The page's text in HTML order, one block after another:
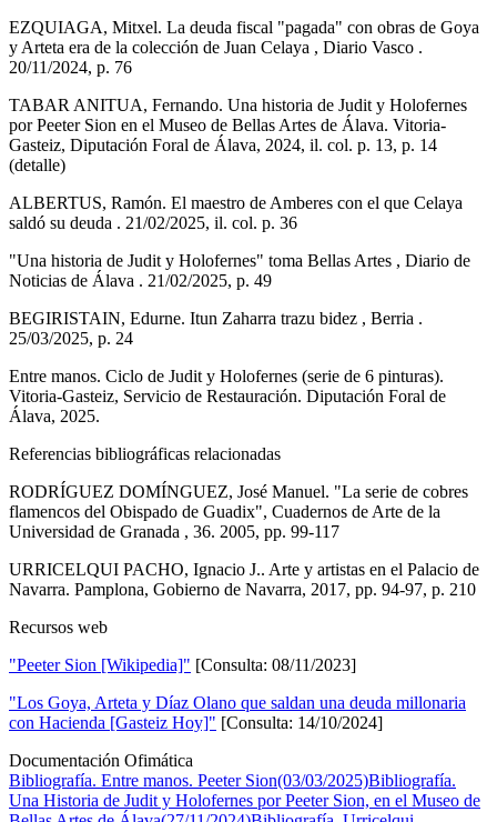
EZQUIAGA, Mitxel. La deuda fiscal "pagada" con obras de Goya
y Arteta era de la colección de Juan Celaya , Diario Vasco .
20/11/2024, p. 76
TABAR ANITUA, Fernando. Una historia de Judit y Holofernes
por Peeter Sion en el Museo de Bellas Artes de Álava. Vitoria-
Gasteiz, Diputación Foral de Álava, 2024, il. col. p. 13, p. 14
(detalle)
ALBERTUS, Ramón. El maestro de Amberes con el que Celaya
saldó su deuda . 21/02/2025, il. col. p. 36
"Una historia de Judit y Holofernes" toma Bellas Artes , Diario de
Noticias de Álava . 21/02/2025, p. 49
BEGIRISTAIN, Edurne. Itun Zaharra trazu bidez , Berria .
25/03/2025, p. 24
Entre manos. Ciclo de Judit y Holofernes (serie de 6 pinturas).
Vitoria-Gasteiz, Servicio de Restauración. Diputación Foral de
Álava, 2025.
Referencias bibliográficas relacionadas
RODRÍGUEZ DOMÍNGUEZ, José Manuel. "La serie de cobres
flamencos del Obispado de Guadix", Cuadernos de Arte de la
Universidad de Granada , 36. 2005, pp. 99-117
URRICELQUI PACHO, Ignacio J.. Arte y artistas en el Palacio de
Navarra. Pamplona, Gobierno de Navarra, 2017, pp. 94-97, p. 210
Recursos web
"Peeter Sion [Wikipedia]" [Consulta: 08/11/2023]
"Los Goya, Arteta y Díaz Olano que saldan una deuda millonaria
con Hacienda [Gasteiz Hoy]" [Consulta: 14/10/2024]
Documentación Ofimática
Bibliografía. Entre manos. Peeter Sion(03/03/2025)Bibliografía.
Una Historia de Judit y Holofernes por Peeter Sion, en el Museo de